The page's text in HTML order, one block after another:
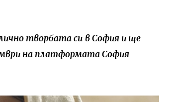
творбата си в София и ще
на платформата София